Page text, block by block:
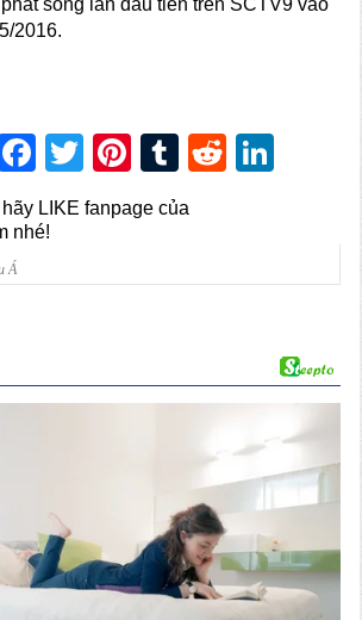
sóng lần đầu tiên trên SCTV9 vào
2016.
Facebook
TwitterPinterest
TumblrReddit
LIKE fanpage của
nhé!
Á